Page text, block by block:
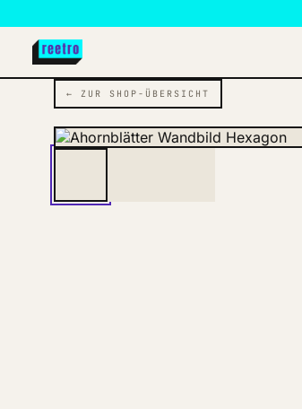
← ZUR SHOP-ÜBERSICHT